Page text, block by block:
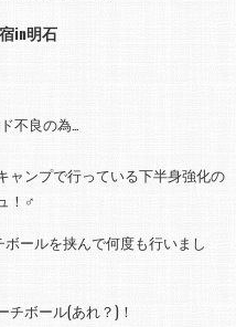
in明石
不良の為…
ャンプで行っている下半身強化の
！ ‍♂️
ールを挟んで何度も行いまし
ボール(あれ？)！